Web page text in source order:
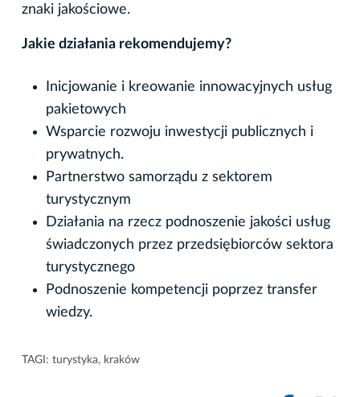
znaki jakościowe.
Jakie działania rekomendujemy?
Inicjowanie i kreowanie innowacyjnych usług
pakietowych
Wsparcie rozwoju inwestycji publicznych i
prywatnych.
Partnerstwo samorządu z sektorem
turystycznym
Działania na rzecz podnoszenie jakości usług
świadczonych przez przedsiębiorców sektora
turystycznego
Podnoszenie kompetencji poprzez transfer
wiedzy.
TAGI: turystyka, kraków